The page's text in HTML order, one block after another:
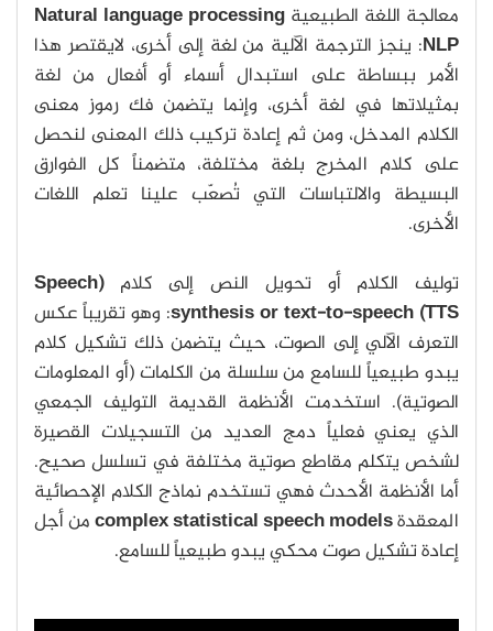
معالجة اللغة الطبيعية Natural language processing
NLP: ينجز الترجمة الآلية من لغة إلى أخرى، لايقتصر هذا
الأمر ببساطة على استبدال أسماء أو أفعال من لغة
بمثيلاتها في لغة أخرى، وإنما يتضمن فك رموز معنى
الكلام المدخل، ومن ثم إعادة تركيب ذلك المعنى لنحصل
على كلام المخرج بلغة مختلفة، متضمناً كل الفوارق
البسيطة والالتباسات التي تُصعّب علينا تعلم اللغات
الأخرى.
توليف الكلام أو تحويل النص إلى كلام(
Speech
synthesis or text-to-speech (TTS: وهو تقريباً عكس
التعرف الآلي إلى الصوت، حيث يتضمن ذلك تشكيل كلام
يبدو طبيعياً للسامع من سلسلة من الكلمات (أو المعلومات
الصوتية). استخدمت الأنظمة القديمة التوليف الجمعي
الذي يعني فعلياً دمج العديد من التسجيلات القصيرة
لشخص يتكلم مقاطع صوتية مختلفة في تسلسل صحيح.
أما الأنظمة الأحدث فهي تستخدم نماذج الكلام الإحصائية
المعقدةcomplex statistical speech modelsمن أجل
إعادة تشكيل صوت محكي يبدو طبيعياً للسامع.